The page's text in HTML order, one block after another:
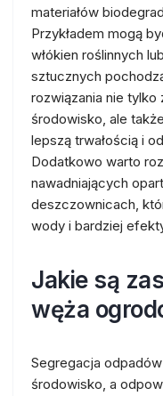
materiałów
Przykładem mogą
włókien roślinnych
sztucznych
rozwiązania nie tylko
środowisko, ale
lepszą trwałością i
Dodatkowo warto
nawadniających
deszczownicach,
wody i bardziej
Jakie są
węża
Segregacja
środowisko, a